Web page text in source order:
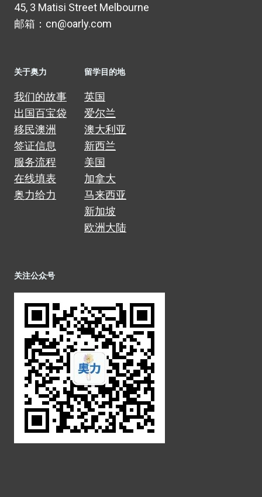
45, 3 Matisi Street Melbourne
邮箱：cn@oarly.com
关于奥力
我们的故事
出国百宝袋
移民澳洲
签证信息
服务流程
在线填表
奥力给力
留学目的地
英国
爱尔兰
澳大利亚
新西兰
美国
加拿大
马来西亚
新加坡
欧洲大陆
关注公众号